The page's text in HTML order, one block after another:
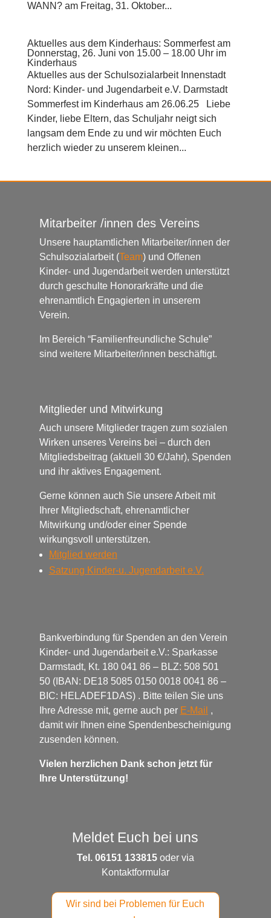
WANN? am Freitag, 31. Oktober...
Aktuelles aus dem Kinderhaus: Sommerfest am
Donnerstag, 26. Juni von 15.00 – 18.00 Uhr im
Kinderhaus
Aktuelles aus der Schulsozialarbeit Innenstadt
Nord: Kinder- und Jugendarbeit e.V. Darmstadt
Sommerfest im Kinderhaus am 26.06.25 Liebe
Kinder, liebe Eltern, das Schuljahr neigt sich
langsam dem Ende zu und wir möchten Euch
herzlich wieder zu unserem kleinen...
Mitarbeiter /innen des Vereins
Unsere hauptamtlichen Mitarbeiter/innen der
Schulsozialarbeit (Team) und Offenen
Kinder- und Jugendarbeit werden unterstützt
durch geschulte Honorarkräfte und die
ehrenamtlich Engagierten in unserem
Verein.
Im Bereich “Familienfreundliche Schule”
sind weitere Mitarbeiter/innen beschäftigt.
Mitglieder und Mitwirkung
Auch unsere Mitglieder tragen zum sozialen
Wirken unseres Vereins bei – durch den
Mitgliedsbeitrag (aktuell 30 €/Jahr), Spenden
und ihr aktives Engagement.
Gerne können auch Sie unsere Arbeit mit
Ihrer Mitgliedschaft, ehrenamtlicher
Mitwirkung und/oder einer Spende
wirkungsvoll unterstützen.
Mitglied werden
Satzung Kinder-u. Jugendarbeit e.V.
Bankverbindung für Spenden an den Verein
Kinder- und Jugendarbeit e.V.: Sparkasse
Darmstadt, Kt. 180 041 86 – BLZ: 508 501
50 (IBAN: DE18 5085 0150 0018 0041 86 –
BIC: HELADEF1DAS) . Bitte teilen Sie uns
Ihre Adresse mit, gerne auch per E-Mail ,
damit wir Ihnen eine Spendenbescheinigung
zusenden können.
Vielen herzlichen Dank schon jetzt für
Ihre Unterstützung!
Meldet Euch bei uns
Tel. 06151 133815oder via
Kontaktformular
Wir sind bei Problemen für Euch